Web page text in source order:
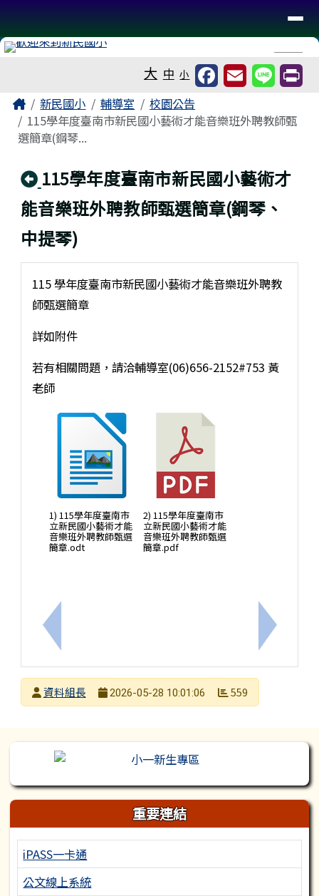
台南市新民國小
導覽列
⏸
大 中 小
主內容區域
Home新民國小 輔導室
校園公告
115學年度臺南市新民國小藝術才能音樂班外聘教師甄
選簡章(鋼琴...
回上頁
115學年度臺南市新民國小藝術才
能音樂班外聘教師甄選簡章(鋼琴、
中提琴)
上一筆：轉知 健體領域與適應體育之課程合理調整
115 學年度臺南市新民國小藝術才能音樂班外聘教
師甄選簡章
詳如附件
若有相關問題，請洽輔導室(06)656-2152#753 黃
老師
1) 115學年度臺南市
立新民國小藝術才能
音樂班外聘教師甄選
簡章.odt
2) 115學年度臺南市
立新民國小藝術才能
音樂班外聘教師甄選
簡章.pdf
下一筆：
發布者
資料組長
2026-05-28 10:01:06 559
左邊區域內容
重要連結
iPASS一卡通
公文線上系統
頁尾區域